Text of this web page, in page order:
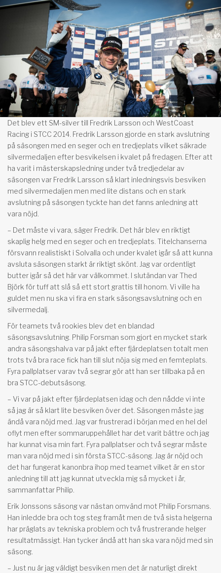
Det blev ett SM-silver till Fredrik Larsson och WestCoast
Racing i STCC 2014. Fredrik Larsson gjorde en stark avslutning
på säsongen med en seger och en tredjeplats vilket säkrade
silvermedaljen efter besvikelsen i kvalet på fredagen. Efter att
ha varit i mästerskapsledning under två tredjedelar av
säsongen var Fredrik Larsson så klart inledningsvis besviken
med silvermedaljen men med lite distans och en stark
avslutning på säsongen tyckte han det fanns anledning att
vara nöjd.
– Det måste vi vara, säger Fredrik. Det här blev en riktigt
skaplig helg med en seger och en tredjeplats. Titelchanserna
försvann realistiskt i Solvalla och under kvalet igår så att kunna
avsluta säsongen starkt är riktigt skönt. Jag var ordentligt
butter igår så det här var välkommet. I slutändan var Thed
Björk för tuff att slå så ett stort grattis till honom. Vi ville ha
guldet men nu ska vi fira en stark säsongsavslutning och en
silvermedalj.
För teamets två rookies blev det en blandad
säsongsavslutning. Philip Forsman som gjort en mycket stark
andra säsongshalva var på jakt efter fjärdeplatsen totalt men
trots två bra race fick han till slut nöja sig med en femteplats.
Fyra pallplatser varav två segrar gör att han ser tillbaka på en
bra STCC-debutsäsong.
– Vi var på jakt efter fjärdeplatsen idag och den nådde vi inte
så jag är så klart lite besviken över det. Säsongen måste jag
ändå vara nöjd med. Jag var frustrerad i början med en hel del
oflyt men efter sommaruppehållet har det varit bättre och jag
har kunnat visa min fart. Fyra pallplatser och två segrar måste
man vara nöjd med i sin första STCC-säsong. Jag är nöjd och
det har fungerat kanonbra ihop med teamet vilket är en stor
anledning till att jag kunnat utveckla mig så mycket i år,
sammanfattar Philip.
Erik Jonssons säsong var nästan omvänd mot Philip Forsmans.
Han inledde bra och tog steg framåt men de två sista helgerna
har präglats av tekniska problem och två frustrerande helger
resultatmässigt. Han tycker ändå att han ska vara nöjd med sin
säsong.
– Just nu är jag väldigt besviken men det är naturligt direkt